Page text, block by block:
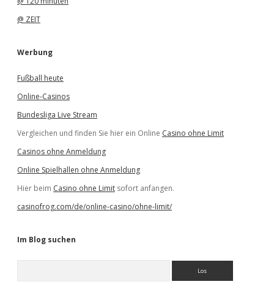
@ ZEIT
Werbung
Fußball heute
Online-Casinos
Bundesliga Live Stream
Vergleichen und finden Sie hier ein Online Casino ohne Limit
Casinos ohne Anmeldung
Online Spielhallen ohne Anmeldung
Hier beim Casino ohne Limit sofort anfangen.
casinofrog.com/de/online-casino/ohne-limit/
Im Blog suchen